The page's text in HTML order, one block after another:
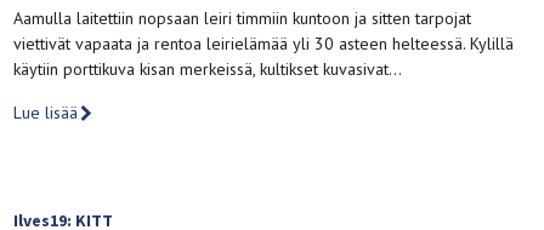
Aamulla laitettiin nopsaan leiri timmiin kuntoon ja sitten tarpojat
viettivät vapaata ja rentoa leirielämää yli 30 asteen helteessä. Kylillä
käytiin porttikuva kisan merkeissä, kultikset kuvasivat…
Lue lisää
Ilves19: KITT